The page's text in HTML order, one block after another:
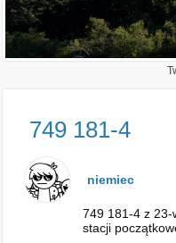
749 181-4
niemiec
749 181-4 z 23-
stacji